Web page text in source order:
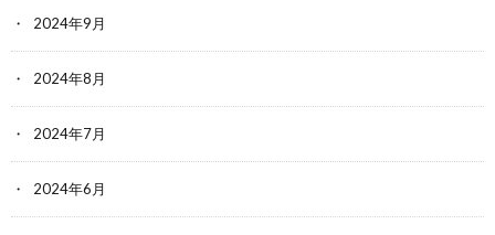
2024年9月
2024年8月
2024年7月
2024年6月